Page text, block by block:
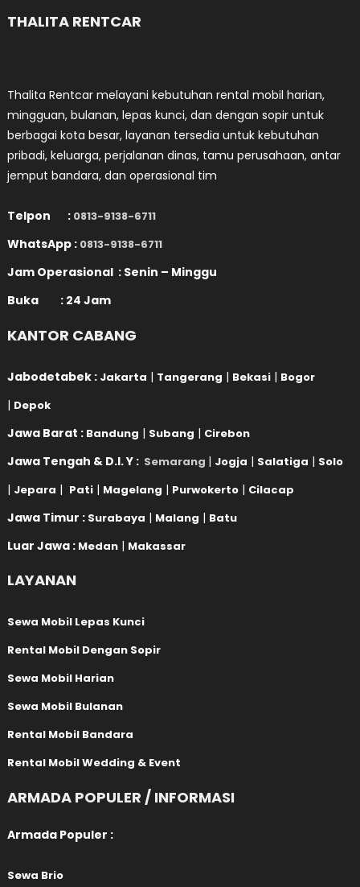
THALITA RENTCAR
Thalita Rentcar melayani kebutuhan rental mobil harian,
mingguan, bulanan, lepas kunci, dan dengan sopir untuk
berbagai kota besar, layanan tersedia untuk kebutuhan
pribadi, keluarga, perjalanan dinas, tamu perusahaan, antar
jemput bandara, dan operasional tim
Telpon : 0813-9138-6711
WhatsApp : 0813-9138-6711
Jam Operasional : Senin – Minggu
Buka : 24 Jam
KANTOR CABANG
Jabodetabek : Jakarta | Tangerang | Bekasi | Bogor
| Depok
Jawa Barat : Bandung | Subang | Cirebon
Jawa Tengah & D.I. Y : Semarang | Jogja | Salatiga | Solo
| Jepara | Pati | Magelang | Purwokerto | Cilacap
Jawa Timur : Surabaya | Malang | Batu
Luar Jawa : Medan | Makassar
LAYANAN
Sewa Mobil Lepas Kunci
Rental Mobil Dengan Sopir
Sewa Mobil Harian
Sewa Mobil Bulanan
Rental Mobil Bandara
Rental Mobil Wedding & Event
ARMADA POPULER / INFORMASI
Armada Populer :
Sewa Brio